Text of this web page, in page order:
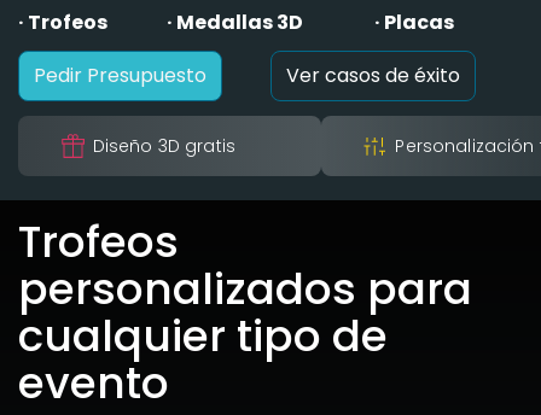
· Trofeos
· Medallas 3D
· Placas
Pedir Presupuesto
Ver casos de éxito
Diseño 3D gratis
Trofeos
personalizados para
cualquier tipo de
evento